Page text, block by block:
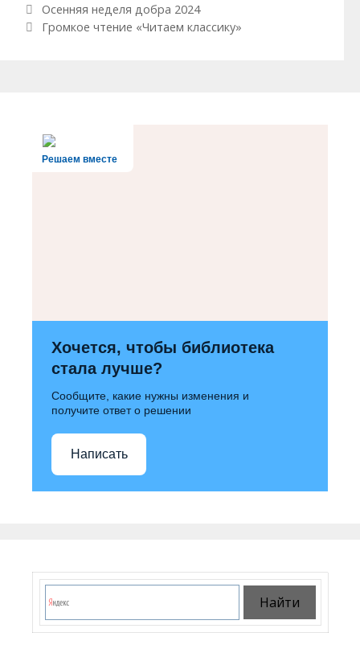
Навигация по записям
Осенняя неделя добра 2024
Громкое чтение «Читаем классику»
Решаем вместе
Хочется, чтобы библиотека
стала лучше?
Сообщите, какие нужны изменения и
получите ответ о решении
Написать